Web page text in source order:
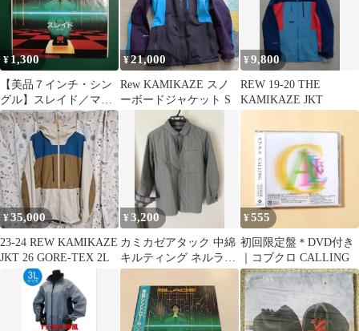
¥ 1,300
【美品７インチ・シン
グル】スレイド／マ
イ・オー・マイ
¥21,000
Rew KAMIKAZE スノ
ーボードジャケット S
¥9,800
REW 19-20 THE
KAMIKAZE JKT
¥35,000
23-24 REW KAMIKAZE
JKT 26 GORE-TEX 2L
¥3,200
カミカゼアタック 中綿
キルティング ネルライ
ナージャケット 【せん
べい布団】S
¥555
初回限定盤＊DVD付き
｜コブクロ CALLING